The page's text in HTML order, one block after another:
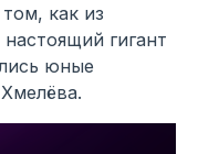
как из
гигант
юные